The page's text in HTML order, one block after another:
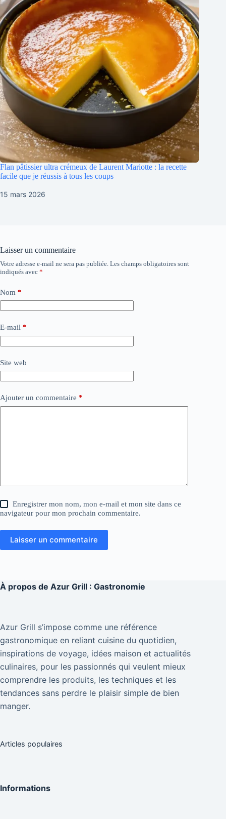
Flan pâtissier ultra crémeux de Laurent Mariotte : la recette
facile que je réussis à tous les coups
15 mars 2026
Laisser un commentaire
Votre adresse e-mail ne sera pas publiée. Les champs obligatoires sont
indiqués avec *
Nom *
E-mail *
Site web
Ajouter un commentaire *
Enregistrer mon nom, mon e-mail et mon site dans ce
navigateur pour mon prochain commentaire.
Laisser un commentaire
À propos de Azur Grill : Gastronomie
Azur Grill s’impose comme une référence
gastronomique en reliant cuisine du quotidien,
inspirations de voyage, idées maison et actualités
culinaires, pour les passionnés qui veulent mieux
comprendre les produits, les techniques et les
tendances sans perdre le plaisir simple de bien
manger.
Articles populaires
Informations